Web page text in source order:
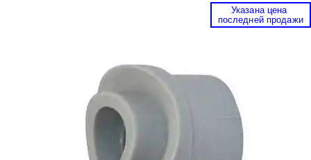
Указана цена
последней продажи